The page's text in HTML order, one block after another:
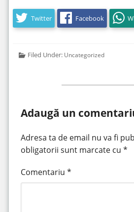
Twitter Facebook
Filed Under: Uncategorized
Adaugă un
Adresa ta de email nu va fi
obligatorii sunt marcate cu *
Comentariu *